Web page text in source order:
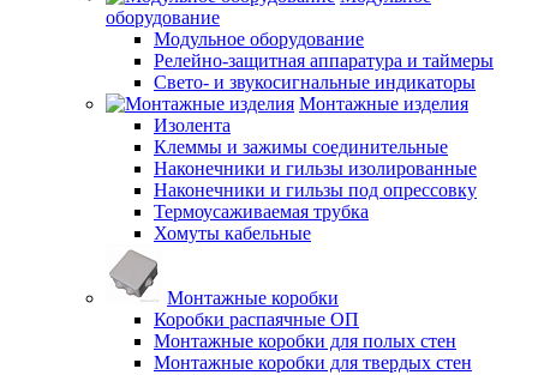
оборудование
Модульное оборудование
Релейно-защитная аппаратура и таймеры
Свето- и звукосигнальные индикаторы
Монтажные изделия
Изолента
Клеммы и зажимы соединительные
Наконечники и гильзы изолированные
Наконечники и гильзы под опрессовку
Термоусаживаемая трубка
Хомуты кабельные
Монтажные коробки
Коробки распаячные ОП
Монтажные коробки для полых стен
Монтажные коробки для твердых стен